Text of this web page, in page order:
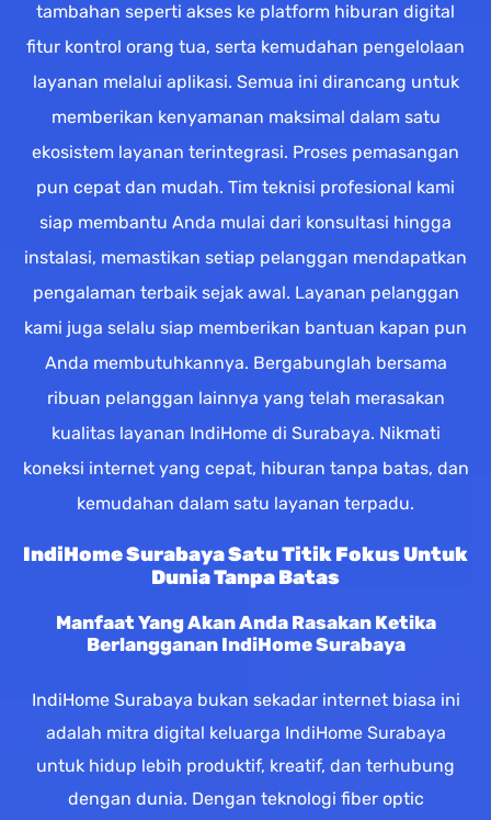
tambahan seperti akses ke platform hiburan digital
fitur kontrol orang tua, serta kemudahan pengelolaan
layanan melalui aplikasi. Semua ini dirancang untuk
memberikan kenyamanan maksimal dalam satu
ekosistem layanan terintegrasi. Proses pemasangan
pun cepat dan mudah. Tim teknisi profesional kami
siap membantu Anda mulai dari konsultasi hingga
instalasi, memastikan setiap pelanggan mendapatkan
pengalaman terbaik sejak awal. Layanan pelanggan
kami juga selalu siap memberikan bantuan kapan pun
Anda membutuhkannya. Bergabunglah bersama
ribuan pelanggan lainnya yang telah merasakan
kualitas layanan IndiHome di Surabaya. Nikmati
koneksi internet yang cepat, hiburan tanpa batas, dan
kemudahan dalam satu layanan terpadu.
IndiHome Surabaya Satu Titik Fokus Untuk
Dunia Tanpa Batas
Manfaat Yang Akan Anda Rasakan Ketika
Berlangganan IndiHome Surabaya
IndiHome Surabaya bukan sekadar internet biasa ini
adalah mitra digital keluarga IndiHome Surabaya
untuk hidup lebih produktif, kreatif, dan terhubung
dengan dunia. Dengan teknologi fiber optic